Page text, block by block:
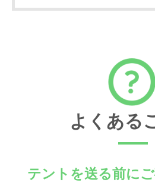
よくある
テントを送る前に